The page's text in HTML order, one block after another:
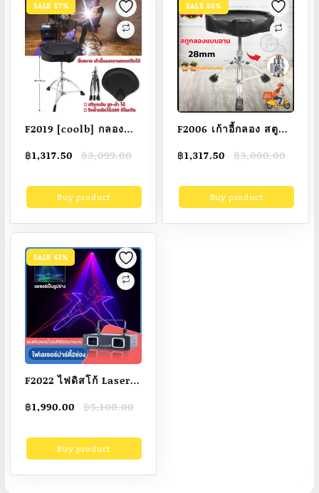
SALE 57%
F2019 [coolb] กลอง
สบาย เบาะทรง
Drum chair
ขาโลหะชุปโครเมียม
฿3,099.00
Original
was:
฿3,099.00.
฿1,317.50
Current
is:
฿1,317.50.Buy product
SALE 56%
F2006 เก้าอี้กลอง สตูล
chair เก้าอี้กลองชุด
หุ้มด้วยกำมะหยี่ด้านบน
฿3,000.00
Original
was:
฿3,000.00.
฿1,317.50
Current
is:
฿1,317.50.Buy product
SALE 61%
F2022 ไฟดิสโก้ Laser
disco laser light ไฟ
ปาตี้กระพริบตามจังหวะ
฿5,100.00
Original
was:
฿5,100.00.
฿1,990.00
Current
is:
฿1,990.00.Buy product